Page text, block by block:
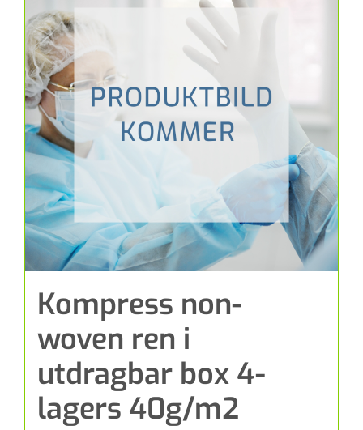
Kompress non-
woven ren i
utdragbar box 4-
lagers 40g/m2